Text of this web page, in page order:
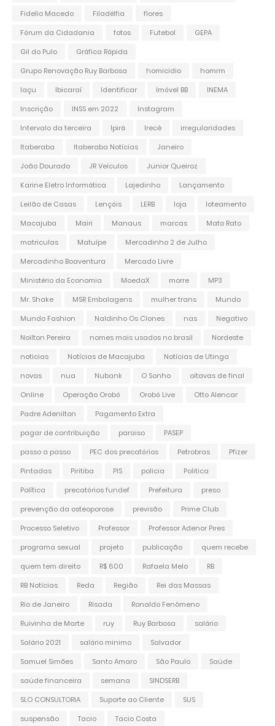
Fidelio Macedo
Filadélfia
flores
Fórum da Cidadania
fotos Futebol
GEPA
Gil do Pulo
Gráfica Rápida
Grupo Renovação Ruy Barbosa
homicidio
homrm
Iaçu
Ibicaraí Identificar Imóvel BB
INEMA
Inscrição
INSS em 2022
Instagram
Intervalo da terceira
Ipirá Irecê
irregularidades
Itaberaba
Itaberaba Notícias
Janeiro
João Dourado
JR Veículos
Junior Queiroz
Karine Eletro Informática
Lajedinho
Lançamento
Leilão de Casas
Lençóis LERB loja
loteamento
Macajuba
Mairi Manaus marcas
Mato Rato
matriculas
Matuípe
Mercadinho 2 de Julho
Mercadinho Boaventura
Mercado Livre
Ministério da Economia
MoedaX morre
MP3
Mr. Shake
MSR Embalagens mulher trans
Mundo
Mundo Fashion
Naldinho Os Clones nas
Negativo
Noilton Pereira
nomes mais usados no brasil
Nordeste
noticias
Notícias de Macajuba
Notícias de Utinga
novas
nua Nubank O Sonho
oitavas de final
Online
Operação Orobó Orobó Live
Otto Alencar
Padre Adenilton
Pagamento Extra
pagar de contribuição
paraiso
PASEP
passo a passo
PEC dos precatórios Petrobras
Pfizer
Pintadas
Piritiba PIS policia
Politica
Política
precatórios fundef Prefeitura
preso
prevenção da osteoporose
previsão
Prime Club
Processo Seletivo
Professor
Professor Adenor Pires
programa sexual
projeto publicação
quem recebe
quem tem direito
R$ 600 Rafaela Melo
RB
RB Notícias
Reda Região
Rei das Massas
Rio de Janeiro
Risada
Ronaldo Fenômeno
Ruivinha de Marte
ruy Ruy Barbosa
salário
Salário 2021
salário minimo
Salvador
Samuel Simões
Santo Amaro São Paulo
Saúde
saúde financeira
semana
SINDSERB
SLO CONSULTORIA
Suporte ao Cliente
SUS
suspensão
Tacio
Tacio Costa